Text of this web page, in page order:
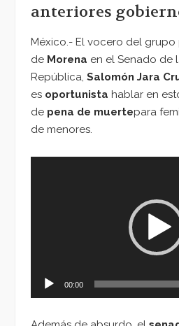
anteriores
México.- El vocero del grupo
de Morena en el Senado de
República, Salomón Jara
es oportunista hablar en
de pena de muertepara
de menores.
00:00